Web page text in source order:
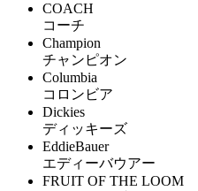
COACH
コーチ
Champion
チャンピオン
Columbia
コロンビア
Dickies
ディッキーズ
EddieBauer
エディーバウアー
FRUIT OF THE LOOM